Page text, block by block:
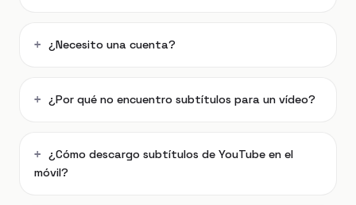
¿Necesito una cuenta?
¿Por qué no encuentro subtítulos para un vídeo?
¿Cómo descargo subtítulos de YouTube en el
móvil?